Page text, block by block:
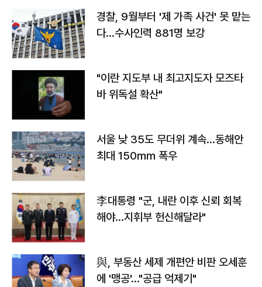
경찰, 9월부터 '제 가족 사건' 못 맡는
다…수사인력 881명 보강
"이란 지도부 내 최고지도자 모즈타
바 위독설 확산"
서울 낮 35도 무더위 계속…동해안
최대 150㎜ 폭우
李대통령 "군, 내란 이후 신뢰 회복
해야…지휘부 헌신해달라"
與, 부동산 세제 개편안 비판 오세훈
에 '맹공'…"공급 억제기"